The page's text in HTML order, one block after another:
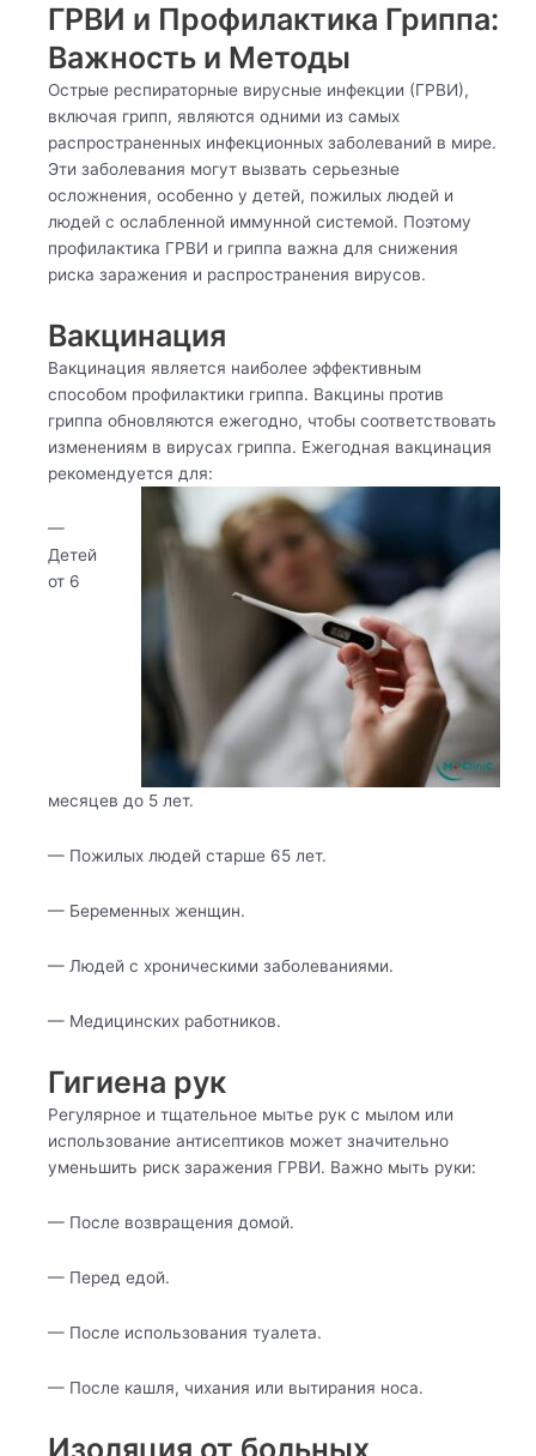
ГРВИ и Профилактика Гриппа:
Важность и Методы
Острые респираторные вирусные инфекции (ГРВИ),
включая грипп, являются одними из самых
распространенных инфекционных заболеваний в мире.
Эти заболевания могут вызвать серьезные
осложнения, особенно у детей, пожилых людей и
людей с ослабленной иммунной системой. Поэтому
профилактика ГРВИ и гриппа важна для снижения
риска заражения и распространения вирусов.
Вакцинация
Вакцинация является наиболее эффективным
способом профилактики гриппа. Вакцины против
гриппа обновляются ежегодно, чтобы соответствовать
изменениям в вирусах гриппа. Ежегодная вакцинация
рекомендуется для:
—
Детей
от 6
месяцев до 5 лет.
— Пожилых людей старше 65 лет.
— Беременных женщин.
— Людей с хроническими заболеваниями.
— Медицинских работников.
Гигиена рук
Регулярное и тщательное мытье рук с мылом или
использование антисептиков может значительно
уменьшить риск заражения ГРВИ. Важно мыть руки:
— После возвращения домой.
— Перед едой.
— После использования туалета.
— После кашля, чихания или вытирания носа.
Изоляция от больных